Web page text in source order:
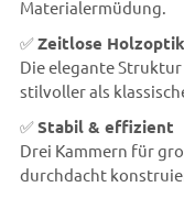
Materialermüdung.
✅Zeitlose
Die elegante
stilvoller als
✅Stabil & effizient
Drei Kammern für
durchdacht